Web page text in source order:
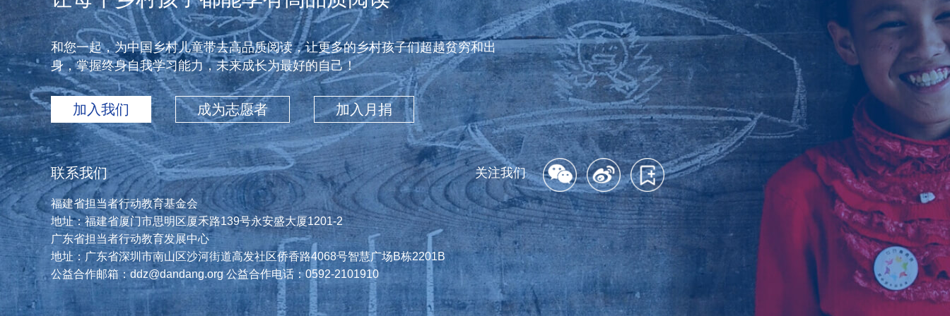
和您一起，为中国乡村儿童带去高品质阅读，让更多的乡村孩子们超越贫穷和出
身，掌握终身自我学习能力，未来成长为最好的自己！
加入我们 成为志愿者 加入月捐
联系我们
福建省担当者行动教育基金会
地址：福建省厦门市思明区厦禾路139号永安盛大厦1201-2
广东省担当者行动教育发展中心
地址：广东省深圳市南山区沙河街道高发社区侨香路4068号智慧广场B栋2201B
公益合作邮箱：ddz@dandang.org 公益合作电话：0592-2101910
关注我们